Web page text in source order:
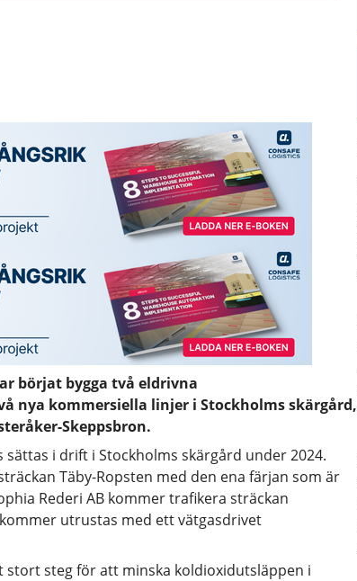
börjat bygga två eldrivna
nya kommersiella linjer i Stockholms skärgård,
Skeppsbron.
i drift i Stockholms skärgård under 2024.
Täby-Ropsten med den ena färjan som är
Rederi AB kommer trafikera sträckan
utrustas med ett vätgasdrivet
stort steg för att minska koldioxidutsläppen i